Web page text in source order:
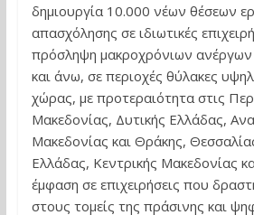
δημιουργία 10.000 νέων θέσεων
απασχόλησης σε ιδιωτικές
πρόσληψη μακροχρόνιων ανέργων
και άνω, σε περιοχές θύλακες
χώρας, με προτεραιότητα στις
Μακεδονίας, Δυτικής Ελλάδας,
Μακεδονίας και Θράκης,
Ελλάδας, Κεντρικής Μακεδονίας
έμφαση σε επιχειρήσεις που
στους τομείς της πράσινης και